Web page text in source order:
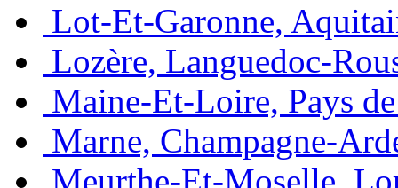
Lot-Et-Garonne,
Lozère, Languedoc-
Maine-Et-Loire, Pays
Marne, Champagne-
Meurthe-Et-Moselle,